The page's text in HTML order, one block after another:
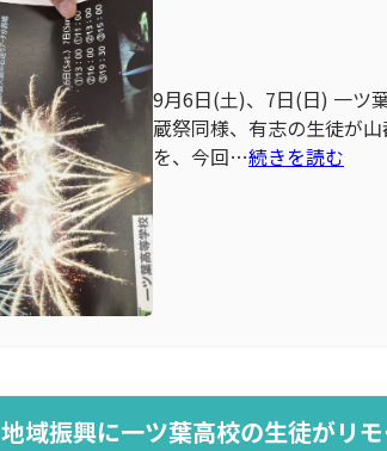
9月6日(土)、7日(日) 一ツ
蔵祭同様、有志の生徒が
を、今回…続きを読む
地域振興に一ツ葉高校の生徒がリ